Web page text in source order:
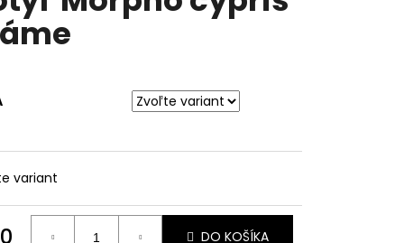
variant
DO KOŠÍKA